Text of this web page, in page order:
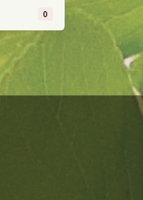
0